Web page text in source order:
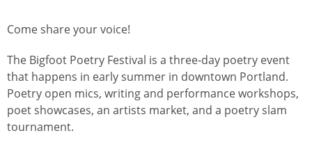
Come share your voice!
The Bigfoot Poetry Festival is a three-day poetry event
that happens in early summer in downtown Portland.
Poetry open mics, writing and performance workshops,
poet showcases, an artists market, and a poetry slam
tournament.